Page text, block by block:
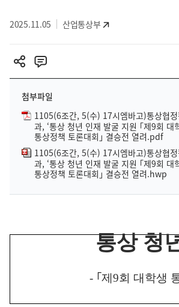
역2025.11.05 산업통상부
첨부파일
1105(6조간, 5(수) 17시엠바고)통상협정
과, ‘통상 청년 인재 발굴 지원 ｢제9회 대
통상정책 토론대회｣ 결승전 열려.pdf
1105(6조간, 5(수) 17시엠바고)통상협정
과, ‘통상 청년 인재 발굴 지원 ｢제9회 대
통상정책 토론대회｣ 결승전 열려.hwp
통상 청
- ｢제 9회 대학생